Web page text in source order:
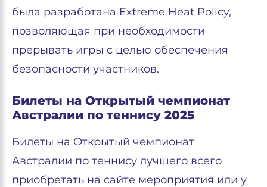
была разработана Extreme Heat Policy,
позволяющая при необходимости
прерывать игры с целью обеспечения
безопасности участников.
Билеты на Открытый чемпионат
Австралии по теннису 2025
Билеты на Открытый чемпионат
Австралии по теннису лучшего всего
приобретать на сайте мероприятия или у